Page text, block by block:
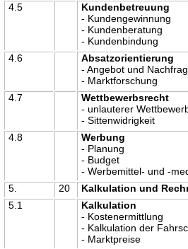
4.5
Kundenbetreuung
- Kundengewinnung
- Kundenberatung
- Kundenbindung
4.6
Absatzorientierung
- Angebot und
- Marktforschung
4.7
Wettbewerbsrecht
- unlauterer
- Sittenwidrigkeit
4.8
Werbung
- Planung
- Budget
- Werbemittel- und -
5. 20
Kalkulation und
5.1
Kalkulation
- Kostenermittlung
- Kalkulation der
- Marktpreise